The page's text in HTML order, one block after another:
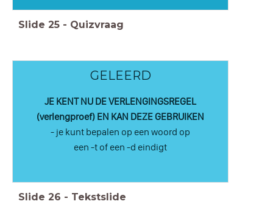
Slide 25 - Quizvraag
GELEERD
JE KENT NU DE VERLENGINGSREGEL
(verlengproef) EN KAN DEZE GEBRUIKEN
- je kunt bepalen op een woord op
een -t of een -d eindigt
Slide 26 - Tekstslide